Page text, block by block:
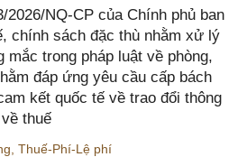
2026/NQ-CP của Chính phủ ban
chính sách đặc thù nhằm xử lý
mắc trong pháp luật về phòng,
đáp ứng yêu cầu cấp bách
kết quốc tế về trao đổi thông
thuế
Thuế-Phí-Lệ phí